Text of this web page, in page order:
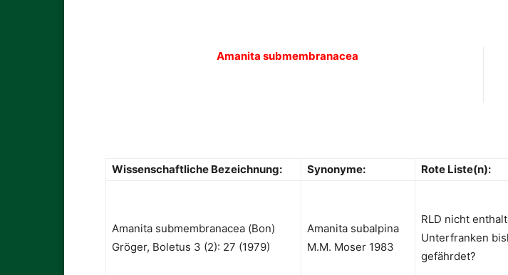
Amanita submembranacea
Wissenschaftliche Bezeichnung: Synonyme: Rote Liste(n):
Amanita submembranacea (Bon)
Gröger, Boletus 3 (2): 27 (1979)
Amanita subalpina
M.M. Moser 1983
RLD nicht
Unterfranken
gefährdet?